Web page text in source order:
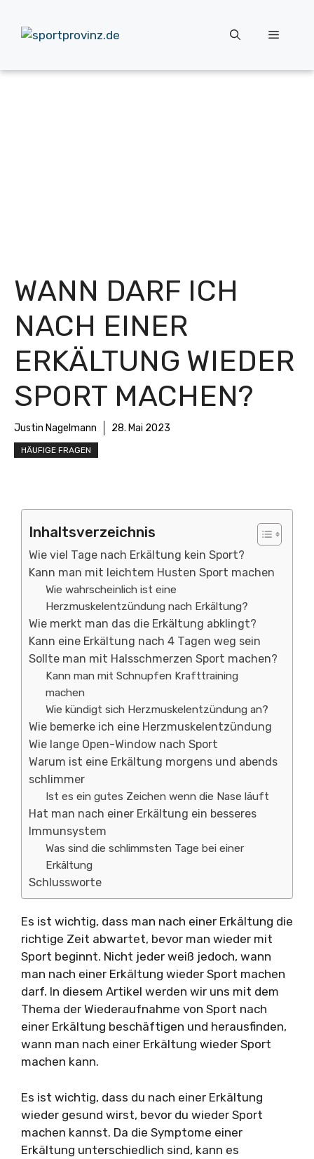
Inhalt
springen
Menü
WANN DARF ICH
NACH EINER
ERKÄLTUNG WIEDER
SPORT MACHEN?
Justin Nagelmann 28. Mai 2023
HÄUFIGE FRAGEN
Inhaltsverzeichnis
Wie viel Tage nach Erkältung kein Sport?
Kann man mit leichtem Husten Sport machen
Wie wahrscheinlich ist eine
Herzmuskelentzündung nach Erkältung?
Wie merkt man das die Erkältung abklingt?
Kann eine Erkältung nach 4 Tagen weg sein
Sollte man mit Halsschmerzen Sport machen?
Kann man mit Schnupfen Krafttraining
machen
Wie kündigt sich Herzmuskelentzündung an?
Wie bemerke ich eine Herzmuskelentzündung
Wie lange Open-Window nach Sport
Warum ist eine Erkältung morgens und abends
schlimmer
Ist es ein gutes Zeichen wenn die Nase läuft
Hat man nach einer Erkältung ein besseres
Immunsystem
Was sind die schlimmsten Tage bei einer
Erkältung
Schlussworte
Es ist wichtig, dass man nach einer Erkältung die
richtige Zeit abwartet, bevor man wieder mit
Sport beginnt. Nicht jeder weiß jedoch, wann
man nach einer Erkältung wieder Sport machen
darf. In diesem Artikel werden wir uns mit dem
Thema der Wiederaufnahme von Sport nach
einer Erkältung beschäftigen und herausfinden,
wann man nach einer Erkältung wieder Sport
machen kann.
Es ist wichtig, dass du nach einer Erkältung
wieder gesund wirst, bevor du wieder Sport
machen kannst. Da die Symptome einer
Erkältung unterschiedlich sind, kann es